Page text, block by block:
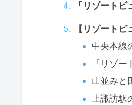
「リゾート
【リゾート
中央本線
「リゾ
山並みと
上諏訪